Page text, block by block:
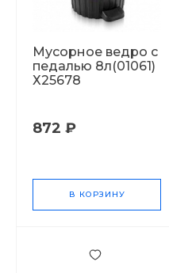
Мусорное ведро с
педалью 8л(01061)
Х25678
872 ₽
В КОРЗИНУ